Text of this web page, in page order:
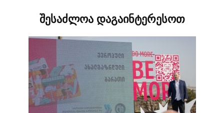
შესაძლოა დაგაინტერესოთ